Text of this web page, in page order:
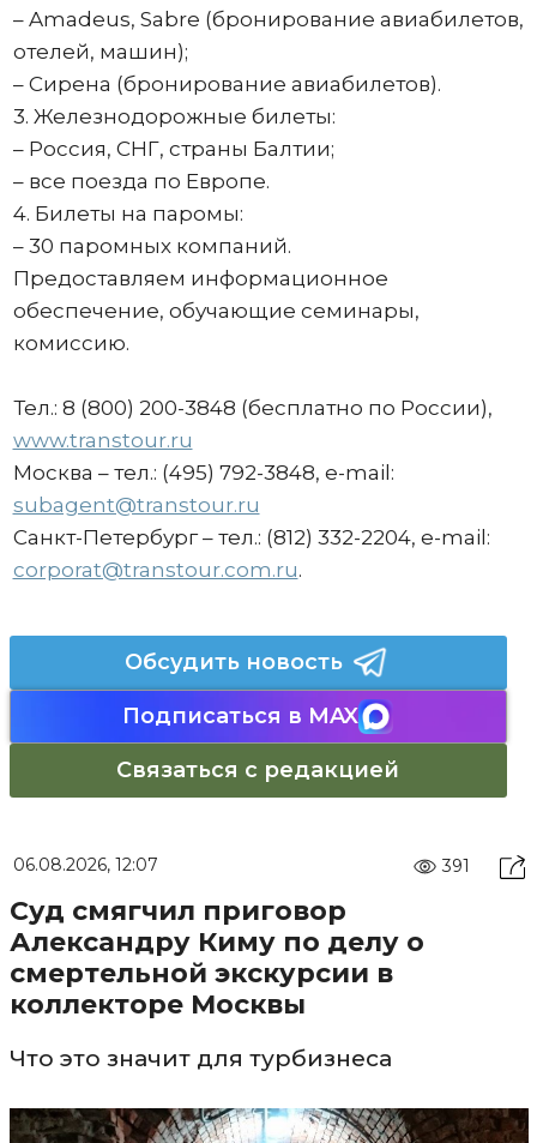
– Amadeus, Sabre (бронирование авиабилетов,
отелей, машин);
– Сирена (бронирование авиабилетов).
3. Железнодорожные билеты:
– Россия, СНГ, страны Балтии;
– все поезда по Европе.
4. Билеты на паромы:
– 30 паромных компаний.
Предоставляем информационное
обеспечение, обучающие семинары,
комиссию.
Тел.: 8 (800) 200-3848 (бесплатно по России),
www.transtour.ru
Москва – тел.: (495) 792-3848, e-mail:
subagent@transtour.ru
Санкт-Петербург – тел.: (812) 332-2204, e-mail:
corporat@transtour.com.ru.
Обсудить новость
Подписаться в MAX
Связаться с редакцией
06.08.2026, 12:07 391
Суд смягчил приговор
Александру Киму по делу о
смертельной экскурсии в
коллекторе Москвы
Что это значит для турбизнеса